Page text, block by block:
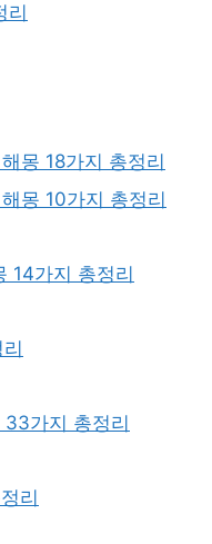
리
몽 18가지 총정리
몽 10가지 총정리
14가지 총정리
가지 총정리
리